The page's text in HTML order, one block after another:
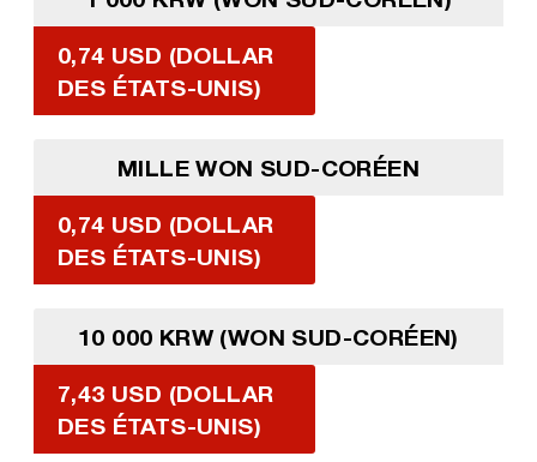
0,74 USD (DOLLAR
DES ÉTATS-UNIS)
MILLE WON SUD-CORÉEN
0,74 USD (DOLLAR
DES ÉTATS-UNIS)
10 000 KRW (WON SUD-CORÉEN)
7,43 USD (DOLLAR
DES ÉTATS-UNIS)